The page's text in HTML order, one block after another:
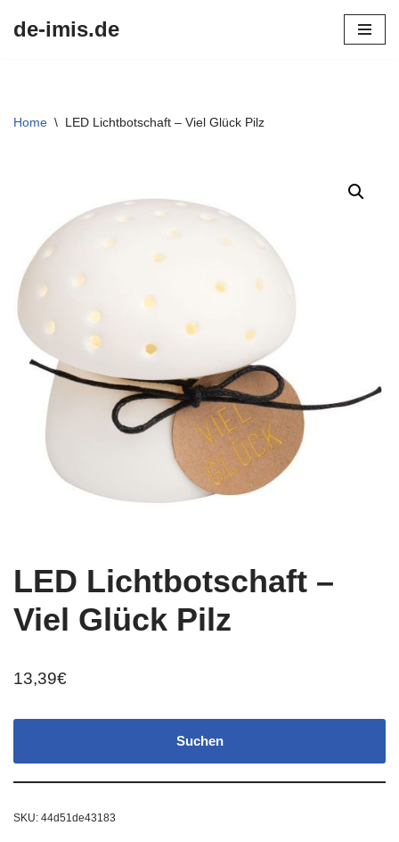
de-imis.de
Home \ LED Lichtbotschaft – Viel Glück Pilz
LED Lichtbotschaft –
Viel Glück Pilz
13,39€
Suchen
SKU: 44d51de43183